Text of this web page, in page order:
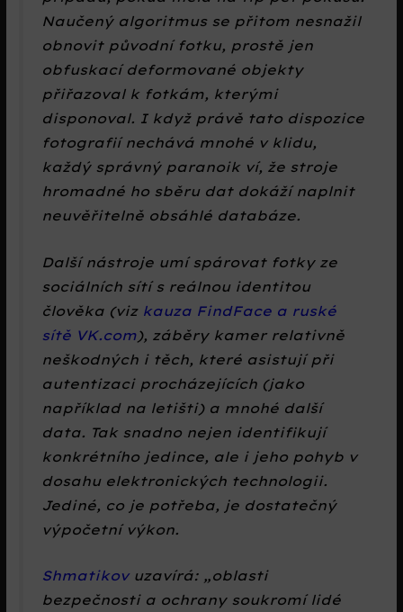
Naučený algoritmus se přitom nesnažil
obnovit původní fotku, prostě jen
obfuskací deformované objekty
přiřazoval k fotkám, kterými
disponoval. I když právě tato dispozice
fotografií nechává mnohé v klidu,
každý správný paranoik ví, že stroje
hromadné ho sběru dat dokáží naplnit
neuvěřitelně obsáhlé databáze.
Další nástroje umí spárovat fotky ze
sociálních sítí s reálnou identitou
člověka (viz kauza FindFace a ruské
sítě VK.com), záběry kamer relativně
neškodných i těch, které asistují při
autentizaci procházejících (jako
například na letišti) a mnohé další
data. Tak snadno nejen identifikují
konkrétního jedince, ale i jeho pohyb v
dosahu elektronických technologii.
Jediné, co je potřeba, je dostatečný
výpočetní výkon.
Shmatikovuzavírá:
oblasti
bezpečnosti a ochrany soukromí lidé